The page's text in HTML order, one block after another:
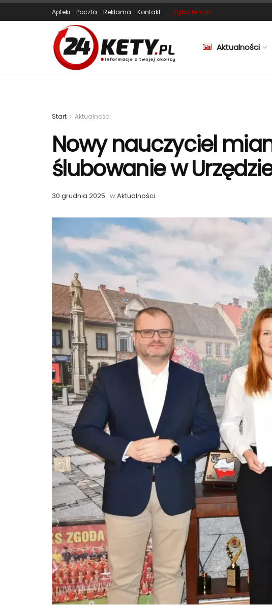
Apteki Poczta Reklama Kontakt Zgłoś temat!
Aktualności
Start Aktualności
Nowy nauczyciel
ślubowanie w
30 grudnia 2025 wAktualności